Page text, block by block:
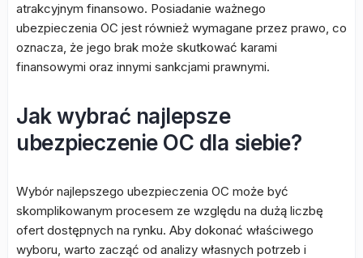
atrakcyjnym finansowo. Posiadanie ważnego
ubezpieczenia OC jest również wymagane przez prawo, co
oznacza, że jego brak może skutkować karami
finansowymi oraz innymi sankcjami prawnymi.
Jak wybrać najlepsze
ubezpieczenie OC dla siebie?
Wybór najlepszego ubezpieczenia OC może być
skomplikowanym procesem ze względu na dużą liczbę
ofert dostępnych na rynku. Aby dokonać właściwego
wyboru, warto zacząć od analizy własnych potrzeb i